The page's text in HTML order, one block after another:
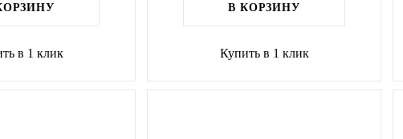
в 1 клик
В КОРЗИНУ
Купить в 1 клик